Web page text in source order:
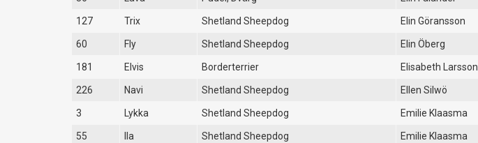
127 Trix Shetland Sheepdog Elin Göransson
60 Fly Shetland Sheepdog Elin Öberg
181 Elvis Borderterrier Elisabeth Larsson
226 Navi Shetland Sheepdog Ellen Silwö
3 Lykka Shetland Sheepdog Emilie Klaasma
55 Ila Shetland Sheepdog Emilie Klaasma